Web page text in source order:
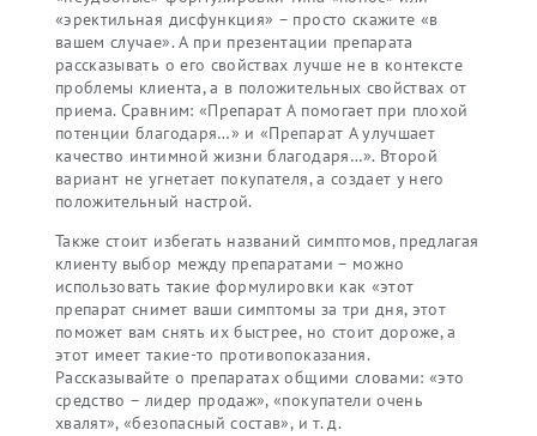
«эректильная дисфункция» – просто скажите «в
вашем случае». А при презентации препарата
рассказывать о его свойствах лучше не в контексте
проблемы клиента, а в положительных свойствах от
приема. Сравним: «Препарат А помогает при плохой
потенции благодаря…» и «Препарат А улучшает
качество интимной жизни благодаря…». Второй
вариант не угнетает покупателя, а создает у него
положительный настрой.
Также стоит избегать названий симптомов, предлагая
клиенту выбор между препаратами – можно
использовать такие формулировки как «этот
препарат снимет ваши симптомы за три дня, этот
поможет вам снять их быстрее, но стоит дороже, а
этот имеет такие-то противопоказания.
Рассказывайте о препаратах общими словами: «это
средство – лидер продаж», «покупатели очень
хвалят», «безопасный состав», и т. д.